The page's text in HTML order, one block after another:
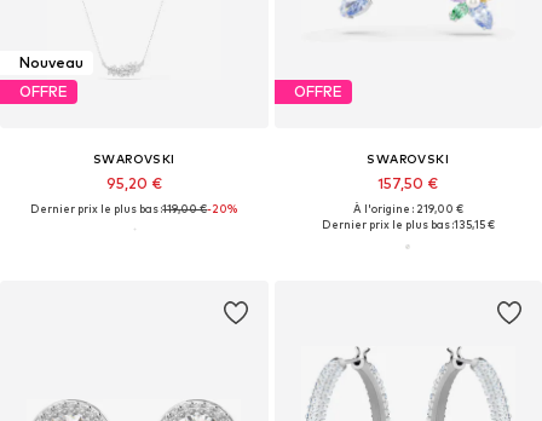
Nouveau
OFFRE
SWAROVSKI
95,20 €
Dernier prix le plus bas :119,00 €-20%
OFFRE
SWAROVSKI
157,50 €
À l'origine : 219,00 €
Dernier prix le plus bas :135,15 €